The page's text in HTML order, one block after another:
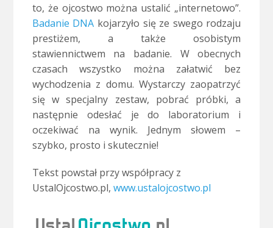
to, że ojcostwo można ustalić „internetowo”.
Badanie DNA kojarzyło się ze swego rodzaju
prestiżem, a także osobistym
stawiennictwem na badanie. W obecnych
czasach wszystko można załatwić bez
wychodzenia z domu. Wystarczy zaopatrzyć
się w specjalny zestaw, pobrać próbki, a
następnie odesłać je do laboratorium i
oczekiwać na wynik. Jednym słowem –
szybko, prosto i skutecznie!
Tekst powstał przy współpracy z
UstalOjcostwo.pl, www.ustalojcostwo.pl